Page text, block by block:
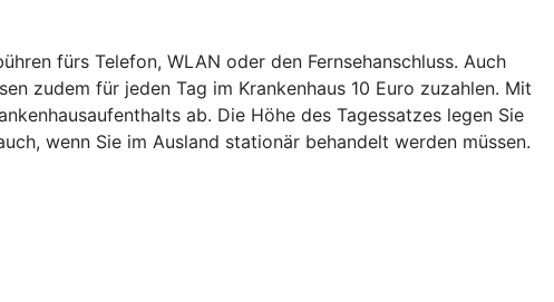
fürs Telefon, WLAN oder den Fernsehanschluss. Auch
zudem für jeden Tag im Krankenhaus 10 Euro zuzahlen. Mit
ab. Die Höhe des Tagessatzes legen Sie
wenn Sie im Ausland stationär behandelt werden müssen.